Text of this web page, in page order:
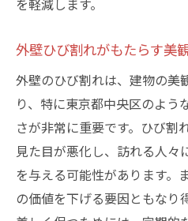
を軽減します。
外壁ひび割れがもたらす美
外壁のひび割れは、建物の美
り、特に東京都中央区のよう
さが非常に重要です。ひび割
見た目が悪化し、訪れる人々
を与える可能性があります。
の価値を下げる要因ともなり